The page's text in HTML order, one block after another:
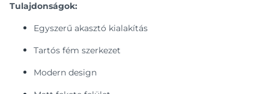
Tulajdonságok:
Egyszerű akasztó kialakítás
Tartós fém szerkezet
Modern design